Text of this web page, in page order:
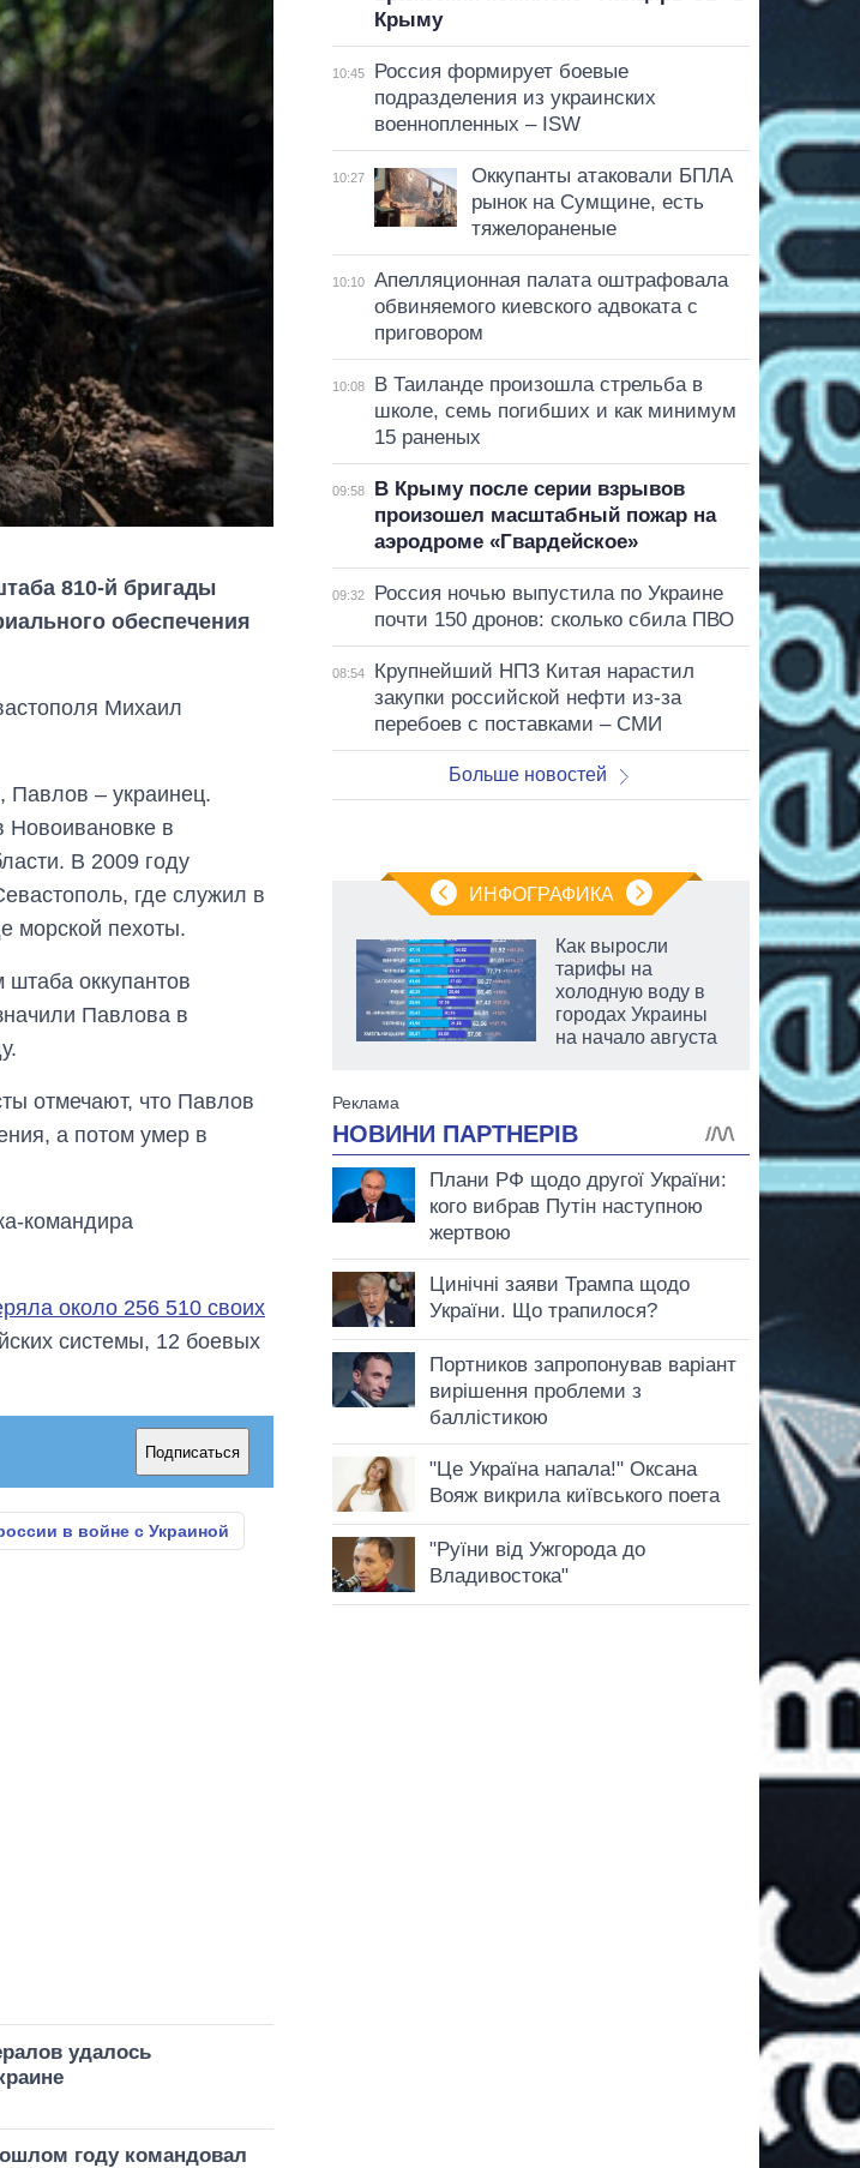
810-й бригады
обеспечения
Михаил
Павлов – украинец.
Новоивановке в
В 2009 году
где служил в
морской пехоты.
штаба оккупантов
Павлова в
отмечают, что Павлов
а потом умер в
командира
около 256 510 своих
системы, 12 боевых
Подписаться
в войне с Украиной
удалось
году командовал
Крыму
10:45
Россия формирует боевые
подразделения из украинских
военнопленных – ISW
10:27
Оккупанты атаковали БПЛА
рынок на Сумщине, есть
тяжелораненые
10:10
Апелляционная палата оштрафовала
обвиняемого киевского адвоката с
приговором
10:08
В Таиланде произошла стрельба в
школе, семь погибших и как минимум
15 раненых
09:58
В Крыму после серии взрывов
произошел масштабный пожар на
аэродроме «Гвардейское»
09:32
Россия ночью выпустила по Украине
почти 150 дронов: сколько сбила ПВО
08:54
Крупнейший НПЗ Китая нарастил
закупки российской нефти из-за
перебоев с поставками – СМИ
Больше новостей
ИНФОГРАФИКА
выращивали в
Украине до и во
Как выросли
тарифы на
холодную воду в
городах Украины
на начало августа